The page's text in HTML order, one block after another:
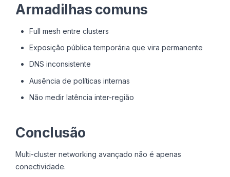
Armadilhas comuns
Full mesh entre clusters
Exposição pública temporária que vira permanente
DNS inconsistente
Ausência de políticas internas
Não medir latência inter-região
Conclusão
Multi-cluster networking avançado não é apenas
conectividade.